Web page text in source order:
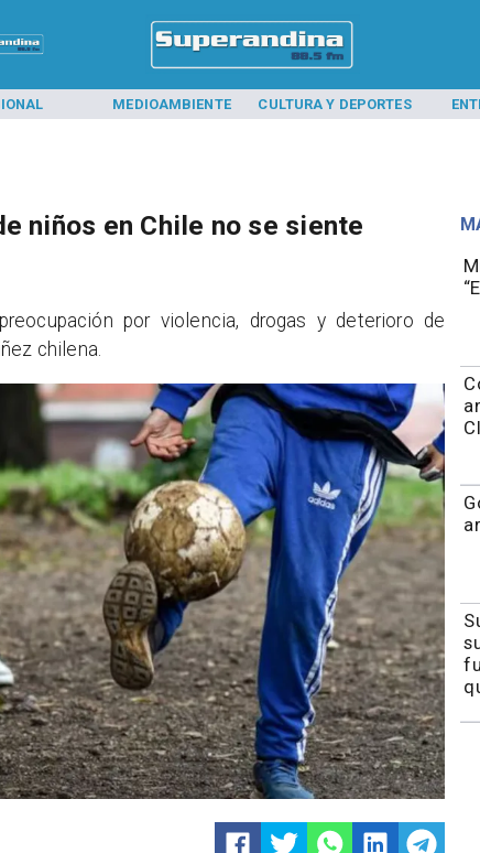
MEDIOAMBIENTE CULTURA Y DEPORTES
niños en Chile no se siente
por violencia, drogas y deterioro de
chilena.